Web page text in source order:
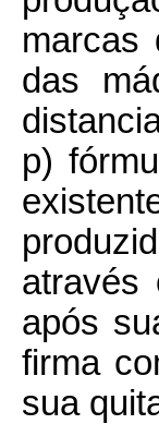
marcas
das
p)
através
após
firma
sua